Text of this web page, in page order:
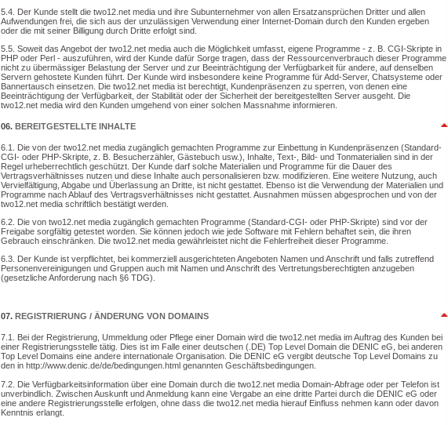
5.4. Der Kunde stellt die two12.net media und ihre Subunternehmer von allen Ersatzansprüchen Dritter und allen
Aufwendungen frei, die sich aus der unzulässigen Verwendung einer Internet-Domain durch den Kunden ergeben
oder die mit seiner Billigung durch Dritte erfolgt sind.
5.5. Soweit das Angebot der two12.net media auch die Möglichkeit umfasst, eigene Programme - z. B. CGI-Skripte in
PHP oder Perl - auszuführen, wird der Kunde dafür Sorge tragen, dass der Ressourcenverbrauch dieser Programme
nicht zu übermässiger Belastung der Server und zur Beeinträchtigung der Verfügbarkeit für andere, auf denselben
Servern gehostete Kunden führt. Der Kunde wird insbesondere keine Programme für Add-Server, Chatsysteme oder
Bannertausch einsetzen. Die two12.net media ist berechtigt, Kundenpräsenzen zu sperren, von denen eine
Beeinträchtigung der Verfügbarkeit, der Stabilität oder der Sicherheit der bereitgestellten Server ausgeht. Die
two12.net media wird den Kunden umgehend von einer solchen Massnahme informieren.
06. BEREITGESTELLTE INHALTE
6.1. Die von der two12.net media zugänglich gemachten Programme zur Einbettung in Kundenpräsenzen (Standard-
CGI- oder PHP-Skripte, z. B. Besucherzähler, Gästebuch usw.), Inhalte, Text-, Bild- und Tonmaterialien sind in der
Regel urheberrechtlich geschützt. Der Kunde darf solche Materialien und Programme für die Dauer des
Vertragsverhältnisses nutzen und diese Inhalte auch personalisieren bzw. modifizieren. Eine weitere Nutzung, auch
Vervielfältigung, Abgabe und Überlassung an Dritte, ist nicht gestattet. Ebenso ist die Verwendung der Materialien und
Programme nach Ablauf des Vertragsverhältnisses nicht gestattet. Ausnahmen müssen abgesprochen und von der
two12.net media schriftlich bestätigt werden.
6.2. Die von two12.net media zugänglich gemachten Programme (Standard-CGI- oder PHP-Skripte) sind vor der
Freigabe sorgfältig getestet worden. Sie können jedoch wie jede Software mit Fehlern behaftet sein, die ihren
Gebrauch einschränken. Die two12.net media gewährleistet nicht die Fehlerfreiheit dieser Programme.
6.3. Der Kunde ist verpflichtet, bei kommerziell ausgerichteten Angeboten Namen und Anschrift und falls zutreffend
Personenvereinigungen und Gruppen auch mit Namen und Anschrift des Vertretungsberechtigten anzugeben
(gesetzliche Anforderung nach §6 TDG).
07. REGISTRIERUNG / ÄNDERUNG VON DOMAINS
7.1. Bei der Registrierung, Ummeldung oder Pflege einer Domain wird die two12.net media im Auftrag des Kunden bei
einer Registrierungsstelle tätig. Dies ist im Falle einer deutschen (.DE) Top Level Domain die DENIC eG, bei anderen
Top Level Domains eine andere internationale Organisation. Die DENIC eG vergibt deutsche Top Level Domains zu
den in http://www.denic.de/de/bedingungen.html genannten Geschäftsbedingungen.
7.2. Die Verfügbarkeitsinformation über eine Domain durch die two12.net media Domain-Abfrage oder per Telefon ist
unverbindlich. Zwischen Auskunft und Anmeldung kann eine Vergabe an eine dritte Partei durch die DENIC eG oder
eine andere Registrierungsstelle erfolgen, ohne dass die two12.net media hierauf Einfluss nehmen kann oder davon
Kenntnis erlangt.